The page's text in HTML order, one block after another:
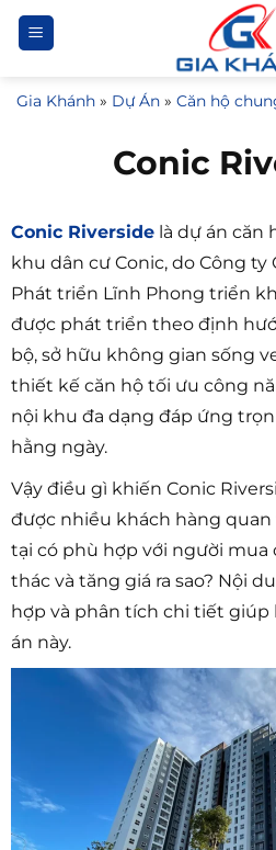
Bỏ
qua
dung
Gia Khánh » Dự Án » Căn hộ
Conic
Conic Riverside là dự án căn
khu dân cư Conic, do Công ty
Phát triển Lĩnh Phong triển
được phát triển theo định
bộ, sở hữu không gian sống
thiết kế căn hộ tối ưu công
nội khu đa dạng đáp ứng
hằng ngày.
Vậy điều gì khiến Conic
được nhiều khách hàng quan
tại có phù hợp với người mua
thác và tăng giá ra sao? Nội
hợp và phân tích chi tiết giúp
án này.